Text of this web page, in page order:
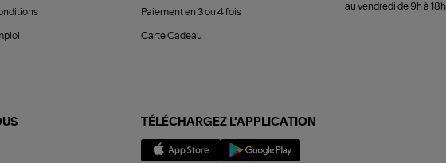
Paiement en 3 ou 4 fois
Carte Cadeau
au vendredi de 9h à 18h.
TÉLÉCHARGEZ L'APPLICATION